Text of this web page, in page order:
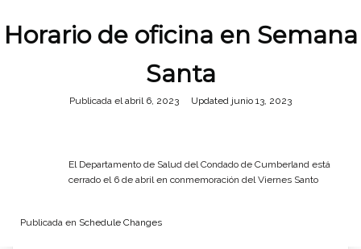
Horario de oficina en Semana
Santa
Publicada el abril 6, 2023 junio 13, 2023
El Departamento de Salud del Condado de Cumberland está
cerrado el 6 de abril en conmemoración del Viernes Santo
Publicada en Schedule Changes